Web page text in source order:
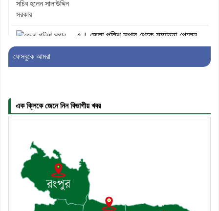
৫। জেলা পুলিশ সুপার থেকে সম্মাননা পেলেন
দাউদকান্দি মডেল থানার এএসআই সজল
৮। মেঘনায় আইন-শৃঙ্খলা কমিটির মাসিক
সভা অনুষ্ঠিত
ফেসবুকে আমরা
এক ক্লিকে জেনে নিন বিভাগীয় খবর